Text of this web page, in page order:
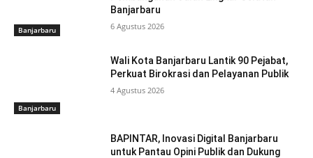
Banjarbaru
Banjarbaru
6 Agustus 2026
Banjarbaru
Wali Kota Banjarbaru Lantik 90 Pejabat,
Perkuat Birokrasi dan Pelayanan Publik
4 Agustus 2026
BAPINTAR, Inovasi Digital Banjarbaru
untuk Pantau Opini Publik dan Dukung